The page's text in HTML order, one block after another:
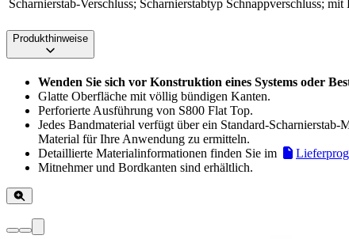
Scharnierstab-Verschluss; Scharnierstabtyp Schnappverschluss; mit
Produkthinweise
Wenden Sie sich vor Konstruktion eines Systems oder
Glatte Oberfläche mit völlig bündigen Kanten.
Perforierte Ausführung von S800 Flat Top.
Jedes Bandmaterial verfügt über ein Standard-
Material für Ihre Anwendung zu ermitteln.
Detaillierte Materialinformationen finden Sie im
Mitnehmer und Bordkanten sind erhältlich.